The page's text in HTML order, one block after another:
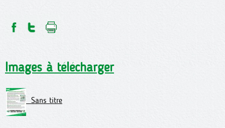
Images à télécharger
Sans titre